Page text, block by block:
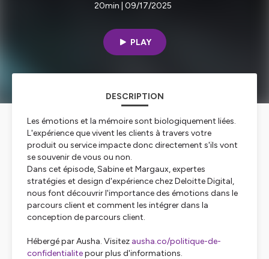
20min | 09/17/2025
PLAY
DESCRIPTION
Les émotions et la mémoire sont biologiquement liées.
L'expérience que vivent les clients à travers votre
produit ou service impacte donc directement s'ils vont
se souvenir de vous ou non.
Dans cet épisode, Sabine et Margaux, expertes
stratégies et design d'expérience chez Deloitte Digital,
nous font découvrir l'importance des émotions dans le
parcours client et comment les intégrer dans la
conception de parcours client.
Hébergé par Ausha. Visitez ausha.co/politique-de-
confidentialitepour plus d'informations.